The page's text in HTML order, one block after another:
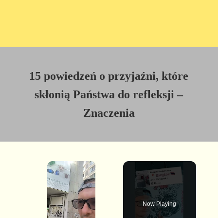
15 powiedzeń o przyjaźni, które
skłonią Państwa do refleksji –
Znaczenia
×
Now Playing